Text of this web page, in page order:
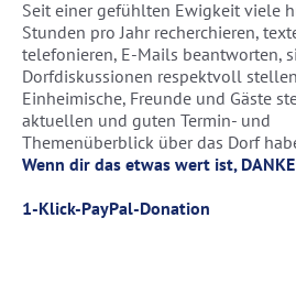
Seit einer gefühlten Ewigkeit viele
Stunden pro Jahr recherchieren,
telefonieren, E-Mails beantworten,
Dorfdiskussionen respektvoll
Einheimische, Freunde und Gäste
aktuellen und guten Termin- und
Themenüberblick über das Dorf
Wenn dir das etwas wert ist,
1-Klick-PayPal-Donation